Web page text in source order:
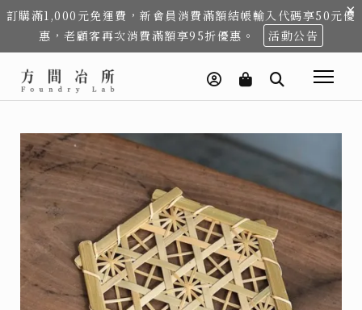
×
訂購滿1,000元免運費，新會員消費滿額結帳輸入代碼享50元優
惠，老顧客再次消費滿額享95折優惠。
活動公告